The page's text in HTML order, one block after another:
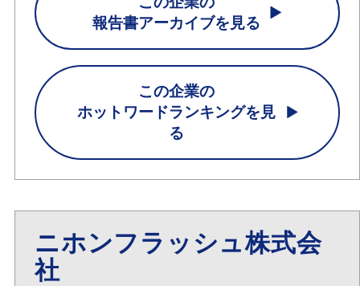
報告書アーカイブを見る
この企業の
ホットワードランキングを見
る
ニホンフラッシュ株式会
社